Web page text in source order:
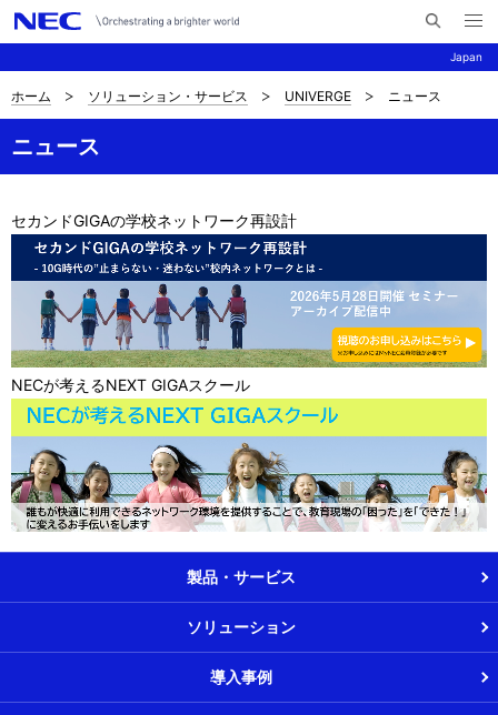
Japan
イ
メ
ニ
ュ
ナ
ビ
ゲ
ー
ョ
サ
イ
内
の
在
位
置
ホーム ソリューション・サービス UNIVERGE ニュース
ニュース
セカンドGIGAの学校ネットワーク再設計
NECが考えるNEXT GIGAスクール
製品・サービス
ソリューション
導入事例